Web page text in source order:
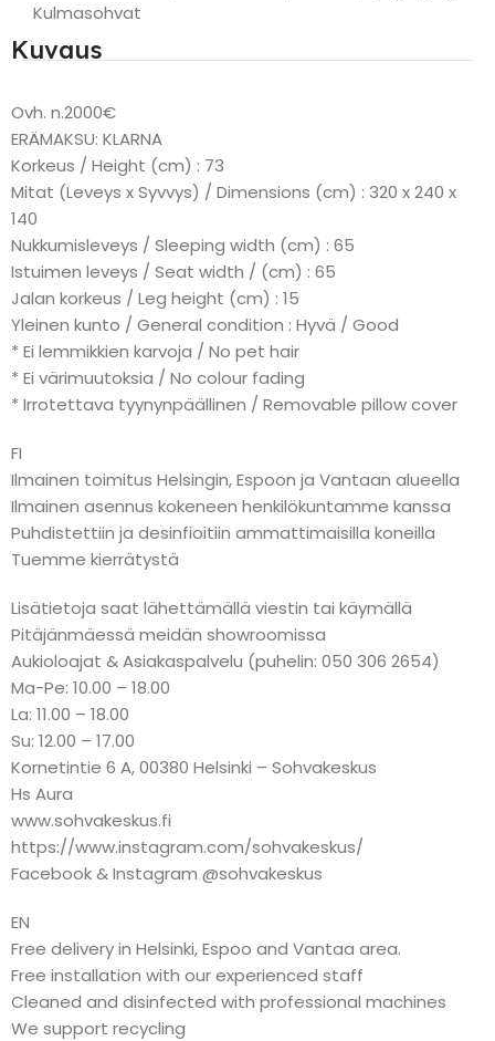
Kulmasohvat
Kuvaus
Ovh. n.2000€
ERÄMAKSU: KLARNA
Korkeus / Height (cm) : 73
Mitat (Leveys x Syvvys) / Dimensions (cm) : 320 x 240 x
140
Nukkumisleveys / Sleeping width (cm) : 65
Istuimen leveys / Seat width / (cm) : 65
Jalan korkeus / Leg height (cm) : 15
Yleinen kunto / General condition : Hyvä / Good
* Ei lemmikkien karvoja / No pet hair
* Ei värimuutoksia / No colour fading
* Irrotettava tyynynpäällinen / Removable pillow cover
FI
Ilmainen toimitus Helsingin, Espoon ja Vantaan alueella
Ilmainen asennus kokeneen henkilökuntamme kanssa
Puhdistettiin ja desinfioitiin ammattimaisilla koneilla
Tuemme kierrätystä
Lisätietoja saat lähettämällä viestin tai käymällä
Pitäjänmäessä meidän showroomissa
Aukioloajat & Asiakaspalvelu (puhelin: 050 306 2654)
Ma-Pe: 10.00 – 18.00
La: 11.00 – 18.00
Su: 12.00 – 17.00
Kornetintie 6 A, 00380 Helsinki – Sohvakeskus
Hs Aura
www.sohvakeskus.fi
https://www.instagram.com/sohvakeskus/
Facebook & Instagram @sohvakeskus
EN
Free delivery in Helsinki, Espoo and Vantaa area.
Free installation with our experienced staff
Cleaned and disinfected with professional machines
We support recycling